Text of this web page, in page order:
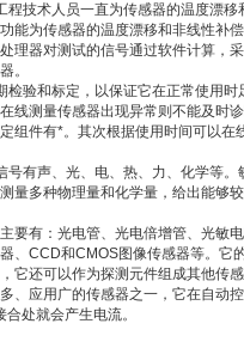
技术人员一直为传感器的温度漂移
能为传感器的温度漂移和非线性补
理器对测试的信号通过软件计算，
。
验和标定，以保证它在正常使用时
线测量传感器出现异常则不能及时
组件有*。其次根据使用时间可以在
有声、光、电、热、力、化学等。
量多种物理量和化学量，给出能够
要有：光电管、光电倍增管、光敏
、CCD和CMOS图像传感器等。它
它还可以作为探测元件组成其他传
、应用广的传感器之一，它在自动
处就会产生电流。